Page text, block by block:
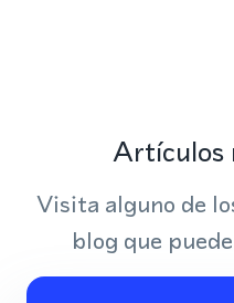
Artículos
Visita alguno de
blog que